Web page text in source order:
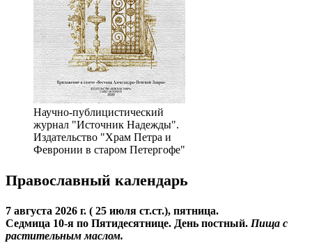
Научно-публицистический
журнал "Источник Надежды".
Издательство "Храм Петра и
Февронии в старом Петергофе"
Православный календарь
7 августа 2026 г. ( 25 июля ст.ст.), пятница.
Седмица 10-я по Пятидесятнице. День постный. Пища с
растительным маслом.